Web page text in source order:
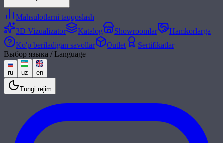
Mahsulotlarni taqqoslash
3D Vizualizator
Katalog Showroomlar
Hamkorlarga
Ko'p beriladigan savollar
Outlet
Sertifikatlar
Выбор языка / Language
ru uz en
Tungi rejim